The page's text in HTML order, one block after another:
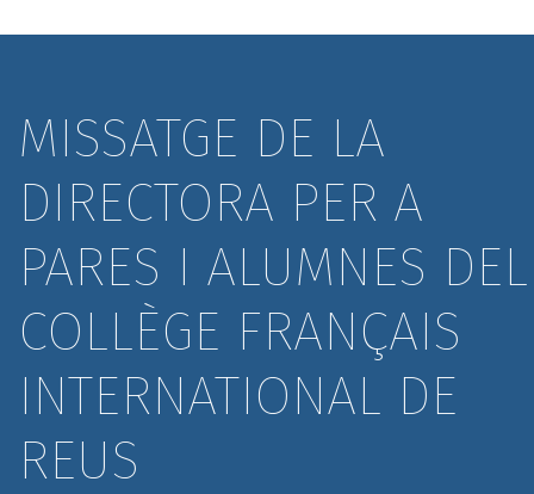
MISSATGE DE LA
DIRECTORA PER A
PARES I ALUMNES DEL
COLLÈGE FRANÇAIS
INTERNATIONAL DE
REUS